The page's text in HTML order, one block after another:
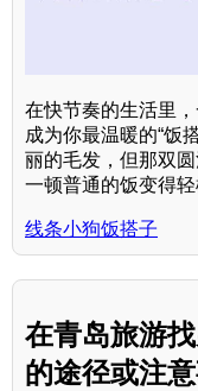
在快节奏的生活里
成为你最温暖的“饭
丽的毛发，但那双
一顿普通的饭变得轻
线条小狗饭搭子
在青岛旅游
的途径或注